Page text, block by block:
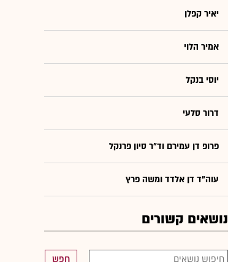
יאיר קפלן
אמיר הלוי
יוסי בנקל
דרור סלעי
פרופ דן עמירם וד"ר סיון פרנקל
עוה"ד דן אלדד ומשה פרץ
נושאים קשורים
חפש